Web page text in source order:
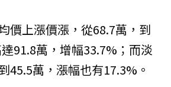
價上漲價漲，從68.7萬，到
91.8萬，增幅33.7%；而淡
45.5萬，漲幅也有17.3%。